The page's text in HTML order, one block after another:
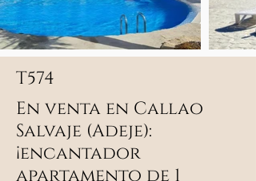
T574
En venta en Callao
Salvaje (Adeje):
¡encantador
apartamento de 1